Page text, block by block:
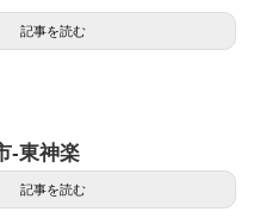
記事を読む
-東神楽
記事を読む